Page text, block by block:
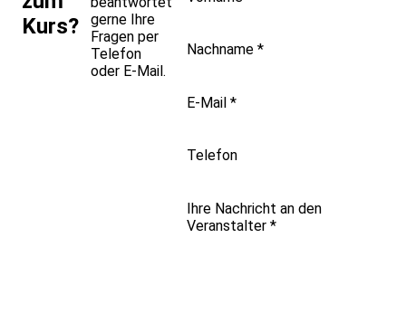
Kurs?
gerne Ihre
Fragen per
Telefon
oder E-Mail.
Nachname *
E-Mail *
Telefon
Ihre Nachricht an den
Veranstalter *